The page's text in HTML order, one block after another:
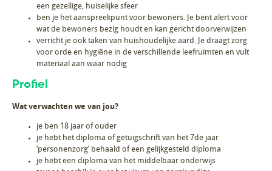
een gezellige, huiselijke sfeer
ben je het aanspreekpunt voor bewoners. Je bent alert voor
wat de bewoners bezig houdt en kan gericht doorverwijzen
verricht je ook taken van huishoudelijke aard. Je draagt zorg
voor orde en hygiëne in de verschillende leefruimten en vult
materiaal aan waar nodig
Profiel
Wat verwachten we van jou?
je ben 18 jaar of ouder
je hebt het diploma of getuigschrift van het 7de jaar
‘personenzorg’ behaald of een gelijkgesteld diploma
je hebt een diploma van het middelbaar onderwijs